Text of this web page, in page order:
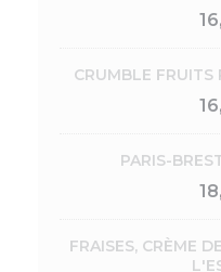
CRUMBLE FRUITS
PARIS-
FRAISES, CRÈME